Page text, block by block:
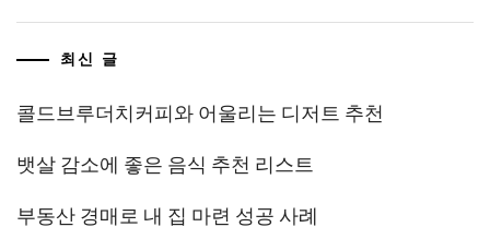
최신 글
콜드브루더치커피와 어울리는 디저트 추천
뱃살 감소에 좋은 음식 추천 리스트
부동산 경매로 내 집 마련 성공 사례